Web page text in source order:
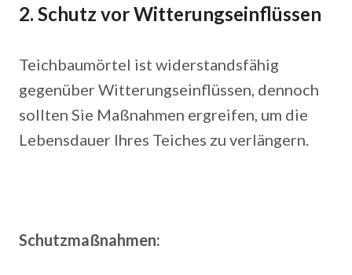
2. Schutz vor Witterungseinflüssen
Teichbaumörtel ist widerstandsfähig
gegenüber Witterungseinflüssen, dennoch
sollten Sie Maßnahmen ergreifen, um die
Lebensdauer Ihres Teiches zu verlängern.
Schutzmaßnahmen: